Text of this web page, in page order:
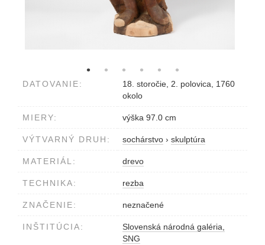
DATOVANIE:
18. storočie, 2. polovica, 1760
okolo
MIERY: výška 97.0 cm
VÝTVARNÝ DRUH: sochárstvo › skulptúra
MATERIÁL: drevo
TECHNIKA: rezba
ZNAČENIE: neznačené
INŠTITÚCIA:
Slovenská národná galéria,
SNG